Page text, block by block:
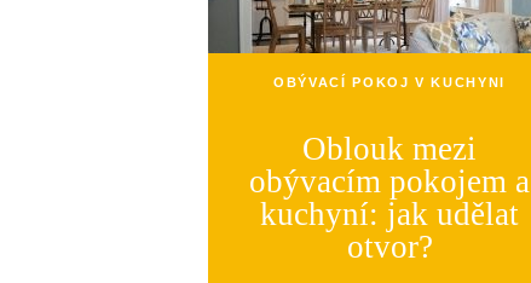
OBÝVACÍ POKOJ V KUCHYNI
Oblouk mezi
obývacím pokojem a
kuchyní: jak udělat
otvor?